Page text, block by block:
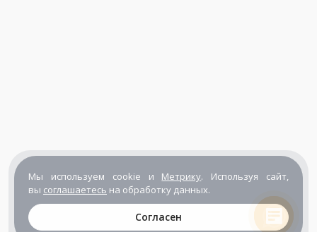
Мы используем cookie и Метрику. Используя сайт,
вы соглашаетесь на обработку данных.
Согласен